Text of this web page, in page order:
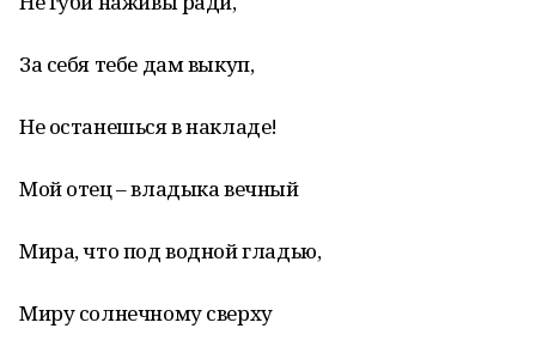
За себя тебе дам выкуп,
Не останешься в накладе!
Мой отец – владыка вечный
Мира, что под водной гладью,
Миру солнечному сверху